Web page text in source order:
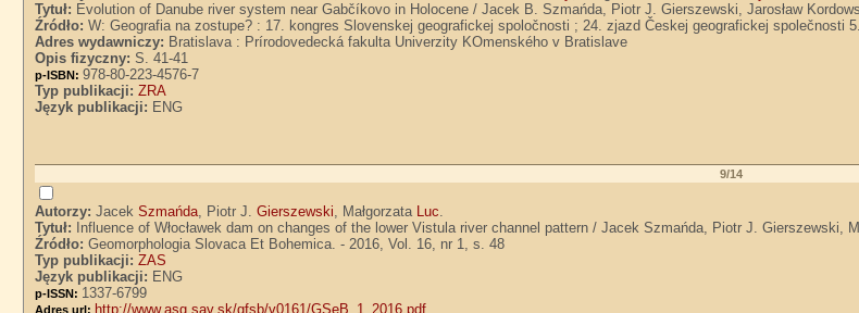
Tytuł: Evolution of Danube river system near Gabčíkovo in Holocene / Jacek B. Szmańda, Piotr J. Gierszewski, Jarosław
Źródło:W: Geografia na zostupe? : 17. kongres Slovenskej geografickej spoločnosti ; 24. zjazd Českej geografickej
Adres wydawniczy: Bratislava : Prírodovedecká fakulta Univerzity KOmenského v Bratislave
Opis fizyczny:S. 41-41
p-ISBN:978-80-223-4576-7
Typ publikacji:ZRA
Język publikacji: ENG
9/14
Autorzy:JacekSzmańda, Piotr J.Gierszewski, Małgorzata Luc.
Tytuł:
Influence of Włocławek dam on changes of the lower Vistula river channel pattern / Jacek Szmańda, Piotr J. Gierszewski,
Źródło:Geomorphologia Slovaca Et Bohemica. - 2016, Vol. 16, nr 1, s. 48
Typ publikacji:ZAS
Język publikacji: ENG
p-ISSN: 1337-6799
Adres url: http://www.asg.sav.sk/gfsb/v0161/GSeB_1_2016.pdf